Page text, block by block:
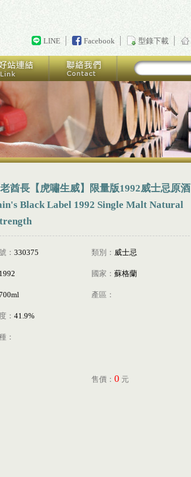
LINE Facebook 型錄下載
酋長【虎嘯生威】限量版1992威士忌原酒
Black Label 1992 Single Malt Natural
： 330375 類別： 威士忌
1992 國家： 蘇格蘭
產區：
： 41.9%
：
售價： 0 元